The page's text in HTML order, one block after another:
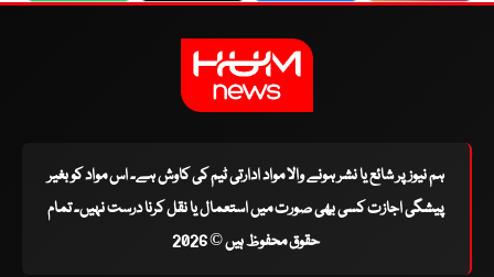
ہم نیوز پر شائع یا نشر ہونے والا مواد ادارتی ٹیم کی کاوش ہے۔ اس مواد کو بغیر
پیشگی اجازت کسی بھی صورت میں استعمال یا نقل کرنا درست نہیں۔ تمام
حقوق محفوظ ہیں © 2026